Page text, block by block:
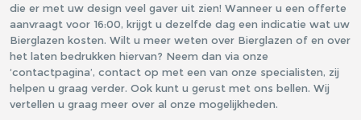
die er met uw design veel gaver uit zien! Wanneer u een offerte
aanvraagt voor 16:00, krijgt u dezelfde dag een indicatie wat uw
Bierglazen kosten. Wilt u meer weten over Bierglazen of en over
het laten bedrukken hiervan? Neem dan via onze
‘contactpagina’, contact op met een van onze specialisten, zij
helpen u graag verder. Ook kunt u gerust met ons bellen. Wij
vertellen u graag meer over al onze mogelijkheden.